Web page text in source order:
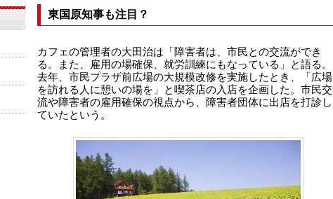
東国原知事も注目？
カフェの管理者の大田治は「障害者は、市民との交流ができ
る。また、雇用の場確保、就労訓練にもなっている」と語る。
去年、市民プラザ前広場の大規模改修を実施したとき、「広場
を訪れる人に憩いの場を」と喫茶店の入店を企画した。市民交
流や障害者の雇用確保の視点から、障害者団体に出店を打診し
ていたという。